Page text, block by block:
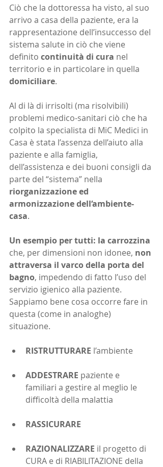
Ciò che la dottoressa ha visto, al suo
arrivo a casa della paziente, era la
rappresentazione dell’insuccesso del
sistema salute in ciò che viene
definito continuità di cura nel
territorio e in particolare in quella
domiciliare.
Al di là di irrisolti (ma risolvibili)
problemi medico-sanitari ciò che ha
colpito la specialista di MiC Medici in
Casa è stata l’assenza dell’aiuto alla
paziente e alla famiglia,
dell’assistenza e dei buoni consigli da
parte del “sistema” nella
riorganizzazione ed
armonizzazione dell‘ambiente-
casa.
Un esempio per tutti: la carrozzina
che, per dimensioni non idonee, non
attraversa il varco della porta del
bagno, impedendo di fatto l’uso del
servizio igienico alla paziente.
Sappiamo bene cosa occorre fare in
questa (come in analoghe)
situazione.
RISTRUTTURARE l’ambiente
ADDESTRARE paziente e
familiari a gestire al meglio le
difficoltà della malattia
RASSICURARE
RAZIONALIZZARE il progetto di
CURA e di RIABILITAZIONE della